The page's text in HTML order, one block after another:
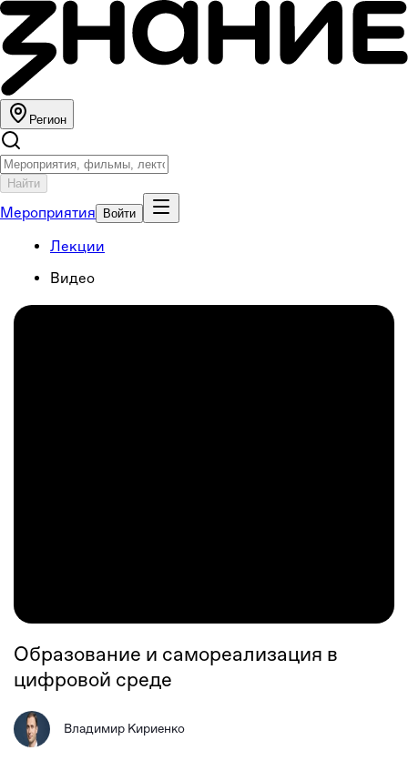
Регион
Найти
Мероприятия Войти
Лекции
Видео
Образование и самореализация в
цифровой среде
Владимир Кириенко